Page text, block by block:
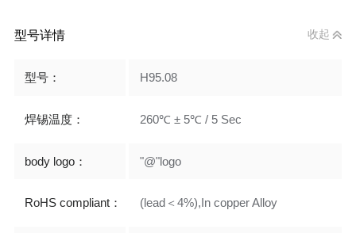
型号详情 收起
型号： H95.08
焊锡温度： 260℃ ± 5℃ / 5 Sec
body logo： "@"logo
RoHS compliant： (lead＜4%),In copper Alloy